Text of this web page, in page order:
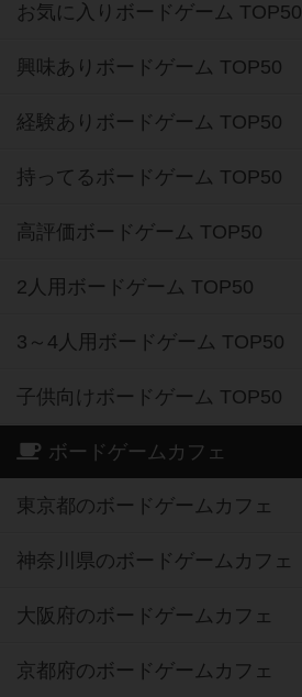
お気に入りボードゲーム TOP50
興味ありボードゲーム TOP50
経験ありボードゲーム TOP50
持ってるボードゲーム TOP50
高評価ボードゲーム TOP50
2人用ボードゲーム TOP50
3～4人用ボードゲーム TOP50
子供向けボードゲーム TOP50
ボードゲームカフェ
東京都のボードゲームカフェ
神奈川県のボードゲームカフェ
大阪府のボードゲームカフェ
京都府のボードゲームカフェ